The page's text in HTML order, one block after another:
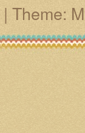
| Theme: